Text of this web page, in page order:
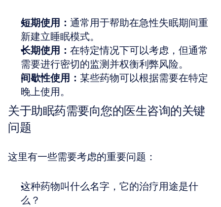
短期使用： 通常用于帮助在急性失眠期间重
新建立睡眠模式。
长期使用： 在特定情况下可以考虑，但通常
需要进行密切的监测并权衡利弊风险。
间歇性使用： 某些药物可以根据需要在特定
晚上使用。
关于助眠药需要向您的医生咨询的关键
问题
这里有一些需要考虑的重要问题：
这种药物叫什么名字，它的治疗用途是什
么？